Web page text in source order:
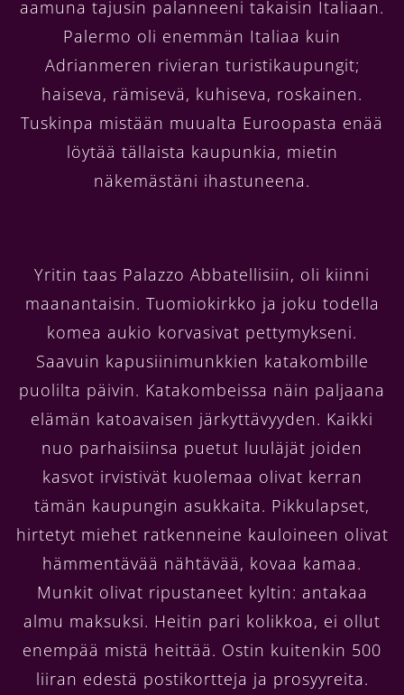
aamuna tajusin palanneeni takaisin Italiaan.
Palermo oli enemmän Italiaa kuin
Adrianmeren rivieran turistikaupungit;
haiseva, rämisevä, kuhiseva, roskainen.
Tuskinpa mistään muualta Euroopasta enää
löytää tällaista kaupunkia, mietin
näkemästäni ihastuneena.
Yritin taas Palazzo Abbatellisiin, oli kiinni
maanantaisin. Tuomiokirkko ja joku todella
komea aukio korvasivat pettymykseni.
Saavuin kapusiinimunkkien katakombille
puolilta päivin. Katakombeissa näin paljaana
elämän katoavaisen järkyttävyyden. Kaikki
nuo parhaisiinsa puetut luuläjät joiden
kasvot irvistivät kuolemaa olivat kerran
tämän kaupungin asukkaita. Pikkulapset,
hirtetyt miehet ratkenneine kauloineen olivat
hämmentävää nähtävää, kovaa kamaa.
Munkit olivat ripustaneet kyltin: antakaa
almu maksuksi. Heitin pari kolikkoa, ei ollut
enempää mistä heittää. Ostin kuitenkin 500
liiran edestä postikortteja ja prosyyreita.